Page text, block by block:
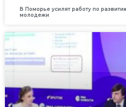
В Поморье усилят работу по
молодежи